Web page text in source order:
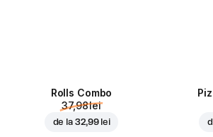
Rolls Combo
37,98 lei
de la 32,99 lei